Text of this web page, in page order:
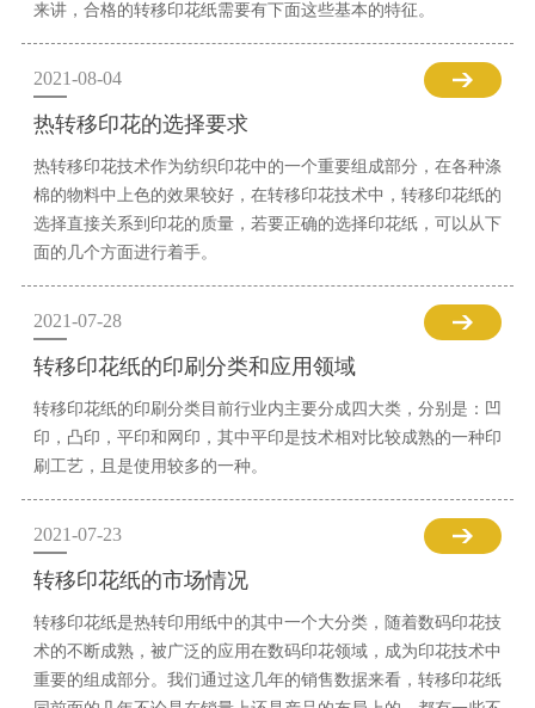
来讲，合格的转移印花纸需要有下面这些基本的特征。
2021-08-04
热转移印花的选择要求
热转移印花技术作为纺织印花中的一个重要组成部分，在各种涤
棉的物料中上色的效果较好，在转移印花技术中，转移印花纸的
选择直接关系到印花的质量，若要正确的选择印花纸，可以从下
面的几个方面进行着手。
2021-07-28
转移印花纸的印刷分类和应用领域
转移印花纸的印刷分类目前行业内主要分成四大类，分别是：凹
印，凸印，平印和网印，其中平印是技术相对比较成熟的一种印
刷工艺，且是使用较多的一种。
2021-07-23
转移印花纸的市场情况
转移印花纸是热转印用纸中的其中一个大分类，随着数码印花技
术的不断成熟，被广泛的应用在数码印花领域，成为印花技术中
重要的组成部分。我们通过这几年的销售数据来看，转移印花纸